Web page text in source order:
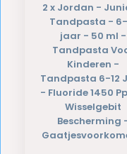
2 x Jordan -
Tandpasta - 6-
jaar - 50 ml -
Tandpasta
Kinderen -
Tandpasta 6-12
- Fluoride 1450
Wisselgebit
Bescherming